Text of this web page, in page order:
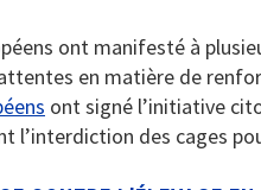
ont manifesté à
en matière de
ont signé l’initiative
l’interdiction des cages